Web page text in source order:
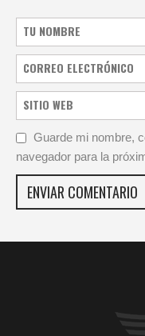
Guarde mi nombre,
navegador para la